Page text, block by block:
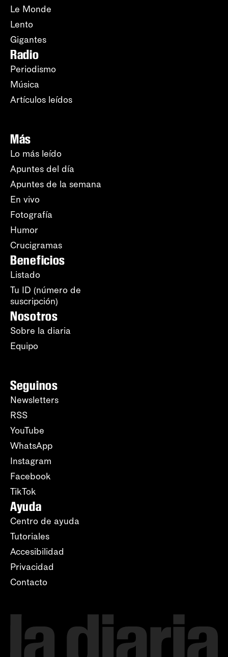
Le Monde
Lento
Gigantes
Radio
Periodismo
Música
Artículos leídos
Más
Lo más leído
Apuntes del día
Apuntes de la semana
En vivo
Fotografía
Humor
Crucigramas
Beneficios
Listado
Tu ID (número de
suscripción)
Nosotros
Sobre la diaria
Equipo
Seguinos
Newsletters
RSS
YouTube
WhatsApp
Instagram
Facebook
TikTok
Ayuda
Centro de ayuda
Tutoriales
Accesibilidad
Privacidad
Contacto